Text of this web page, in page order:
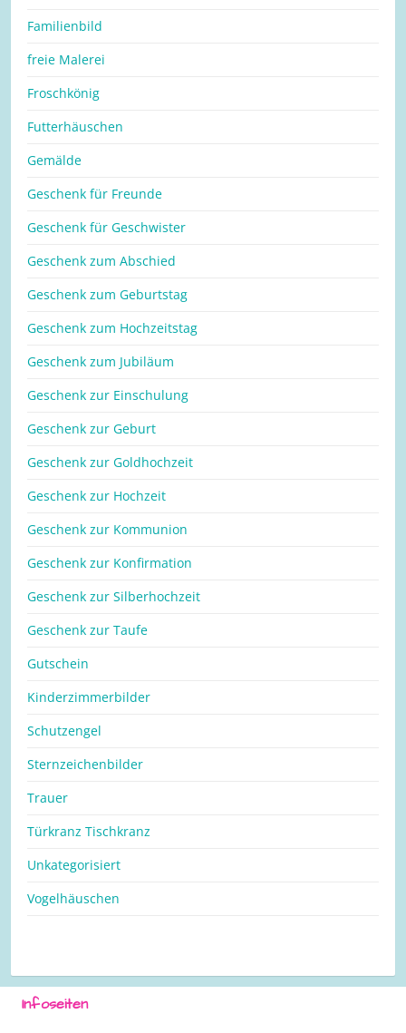
Familienbild
freie Malerei
Froschkönig
Futterhäuschen
Gemälde
Geschenk für Freunde
Geschenk für Geschwister
Geschenk zum Abschied
Geschenk zum Geburtstag
Geschenk zum Hochzeitstag
Geschenk zum Jubiläum
Geschenk zur Einschulung
Geschenk zur Geburt
Geschenk zur Goldhochzeit
Geschenk zur Hochzeit
Geschenk zur Kommunion
Geschenk zur Konfirmation
Geschenk zur Silberhochzeit
Geschenk zur Taufe
Gutschein
Kinderzimmerbilder
Schutzengel
Sternzeichenbilder
Trauer
Türkranz Tischkranz
Unkategorisiert
Vogelhäuschen
Infoseiten